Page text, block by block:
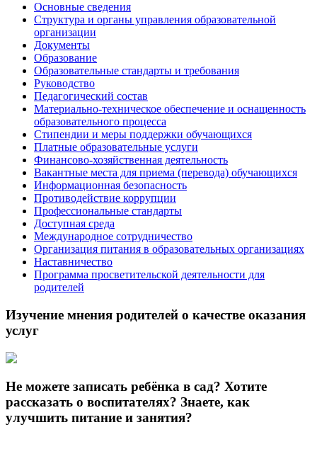
Основные сведения
Структура и органы управления образовательной
организации
Документы
Образование
Образовательные стандарты и требования
Руководство
Педагогический состав
Материально-техническое обеспечение и оснащенность
образовательного процесса
Стипендии и меры поддержки обучающихся
Платные образовательные услуги
Финансово-хозяйственная деятельность
Вакантные места для приема (перевода) обучающихся
Информационная безопасность
Противодействие коррупции
Профессиональные стандарты
Доступная среда
Международное сотрудничество
Организация питания в образовательных организациях
Наставничество
Программа просветительской деятельности для
родителей
Изучение мнения родителей о качестве оказания
услуг
Не можете записать ребёнка в сад? Хотите
рассказать о воспитателях? Знаете, как
улучшить питание и занятия?